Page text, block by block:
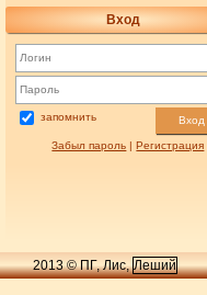
Вход
запомнить Вход
Забыл пароль |Регистрация
2013 © ПГ, Лис,Леший